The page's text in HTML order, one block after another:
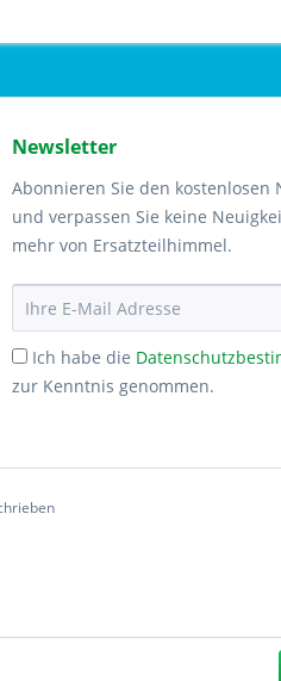
Newsletter
Abonnieren Sie den kostenlosen
und verpassen Sie keine
mehr von Ersatzteilhimmel.
Ich habe die
zur Kenntnis genommen.